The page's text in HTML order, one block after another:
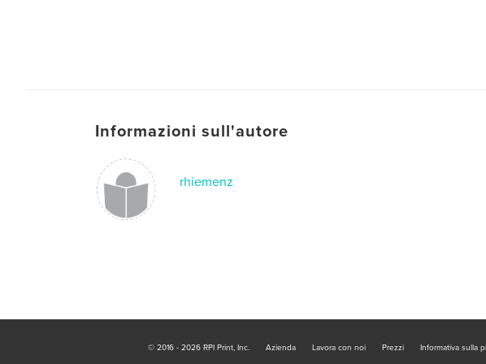
Informazioni sull'autore
rhiemenz
© 2016 - 2026 RPI Print, Inc. Azienda Lavora con noi Prezzi Informativa sulla